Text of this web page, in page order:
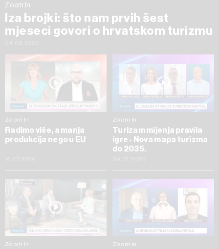
Zoom In
Iza brojki: što nam prvih šest
mjeseci govori o hrvatskom turizmu
Zoom In
Radimo više, a manja
produkcija nego u EU
Zoom In
Turizam mijenja pravila
igre - Nova mapa turizma
do 2035.
Zoom In Zoom In